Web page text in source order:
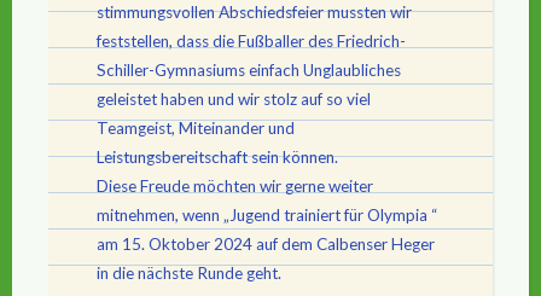
stimmungsvollen Abschiedsfeier mussten wir
feststellen, dass die Fußballer des Friedrich-
Schiller-Gymnasiums einfach Unglaubliches
geleistet haben und wir stolz auf so viel
Teamgeist, Miteinander und
Leistungsbereitschaft sein können.
Diese Freude möchten wir gerne weiter
mitnehmen, wenn „Jugend trainiert für Olympia “
am 15. Oktober 2024 auf dem Calbenser Heger
in die nächste Runde geht.